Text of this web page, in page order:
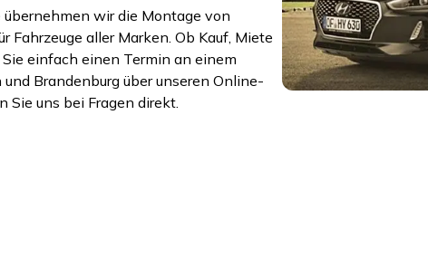
wir die Montage von
Fahrzeuge aller Marken. Ob Kauf, Miete
einfach einen Termin an einem
Brandenburg über unseren Online-
Sie uns bei Fragen direkt.